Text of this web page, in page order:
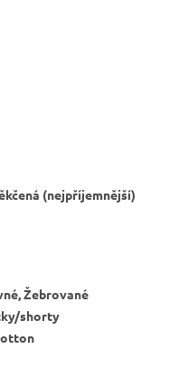
(nejpříjemnější)
Žebrované
shorty